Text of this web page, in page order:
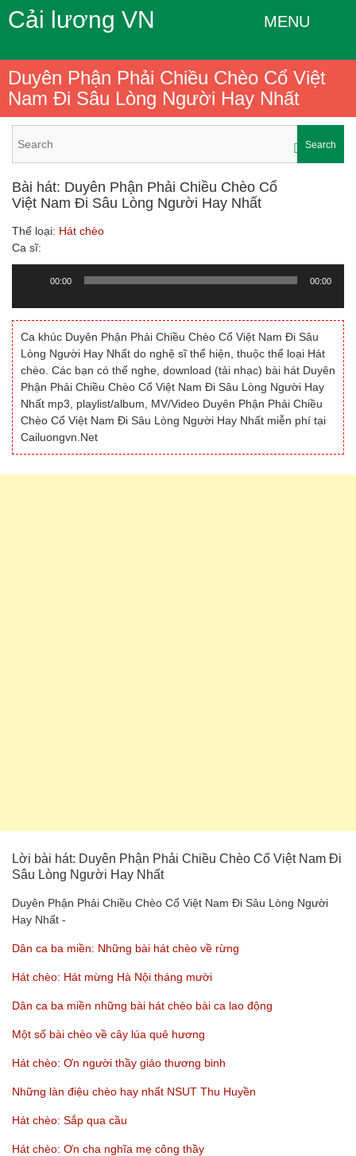
Cải lương VN MENU
Duyên Phận Phải Chiều Chèo Cổ Việt
Nam Đi Sâu Lòng Người Hay Nhất
Search
Bài hát: Duyên Phận Phải Chiều Chèo Cổ
Việt Nam Đi Sâu Lòng Người Hay Nhất
Thể loại: Hát chèo
Ca sĩ:
00:00 00:00
Ca khúc Duyên Phận Phải Chiều Chèo Cổ Việt Nam Đi Sâu
Lòng Người Hay Nhất do nghệ sĩ thể hiện, thuộc thể loại Hát
chèo. Các bạn có thể nghe, download (tải nhạc) bài hát Duyên
Phận Phải Chiều Chèo Cổ Việt Nam Đi Sâu Lòng Người Hay
Nhất mp3, playlist/album, MV/Video Duyên Phận Phải Chiều
Chèo Cổ Việt Nam Đi Sâu Lòng Người Hay Nhất miễn phí tại
Cailuongvn.Net
Lời bài hát: Duyên Phận Phải Chiều Chèo Cổ Việt Nam Đi
Sâu Lòng Người Hay Nhất
Duyên Phận Phải Chiều Chèo Cổ Việt Nam Đi Sâu Lòng Người
Hay Nhất -
Dân ca ba miền: Những bài hát chèo về rừng
Hát chèo: Hát mừng Hà Nội tháng mười
Dân ca ba miền những bài hát chèo bài ca lao động
Một số bài chèo về cây lúa quê hương
Hát chèo: Ơn người thầy giáo thương binh
Những làn điệu chèo hay nhất NSUT Thu Huyền
Hát chèo: Sắp qua cầu
Hát chèo: Ơn cha nghĩa mẹ công thầy